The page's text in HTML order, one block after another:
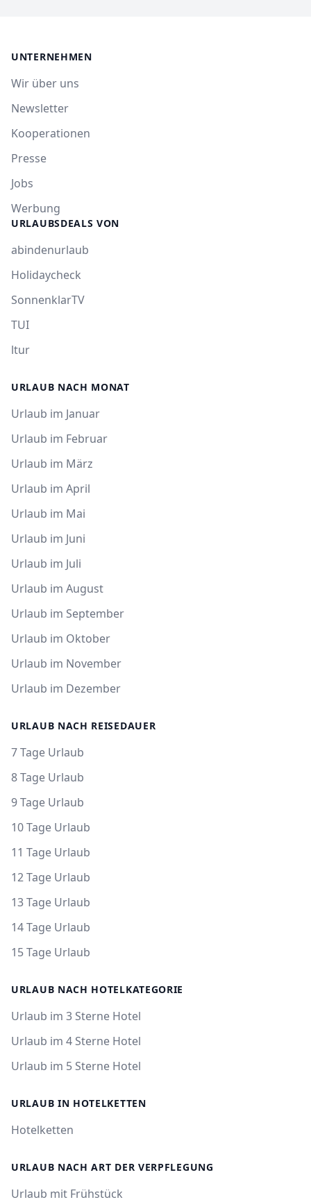
UNTERNEHMEN
Wir über uns
Newsletter
Kooperationen
Presse
Jobs
Werbung
URLAUBSDEALS VON
abindenurlaub
Holidaycheck
SonnenklarTV
TUI
ltur
URLAUB NACH MONAT
Urlaub im Januar
Urlaub im Februar
Urlaub im März
Urlaub im April
Urlaub im Mai
Urlaub im Juni
Urlaub im Juli
Urlaub im August
Urlaub im September
Urlaub im Oktober
Urlaub im November
Urlaub im Dezember
URLAUB NACH REISEDAUER
7 Tage Urlaub
8 Tage Urlaub
9 Tage Urlaub
10 Tage Urlaub
11 Tage Urlaub
12 Tage Urlaub
13 Tage Urlaub
14 Tage Urlaub
15 Tage Urlaub
URLAUB NACH HOTELKATEGORIE
Urlaub im 3 Sterne Hotel
Urlaub im 4 Sterne Hotel
Urlaub im 5 Sterne Hotel
URLAUB IN HOTELKETTEN
Hotelketten
URLAUB NACH ART DER VERPFLEGUNG
Urlaub mit Frühstück